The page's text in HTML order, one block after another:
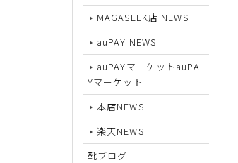
MAGASEEK店 NEWS
auPAY NEWS
auPAYマーケットauPA
Yマーケット
本店NEWS
楽天NEWS
靴ブログ
25cm
26cm
26.5cm
27cm